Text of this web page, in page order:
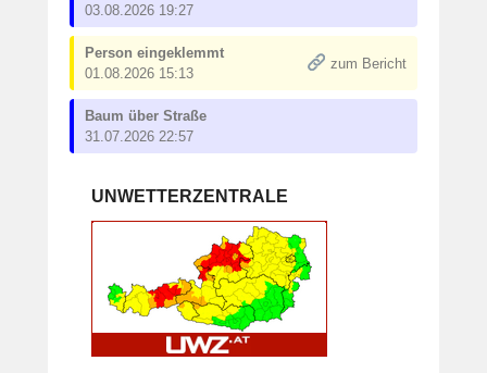
03.08.2026 19:27
Person eingeklemmt
01.08.2026 15:13
zum Bericht
Baum über Straße
31.07.2026 22:57
UNWETTERZENTRALE